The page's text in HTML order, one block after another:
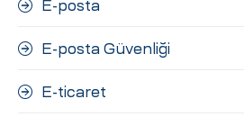
E-posta
E-posta Güvenliği
E-ticaret